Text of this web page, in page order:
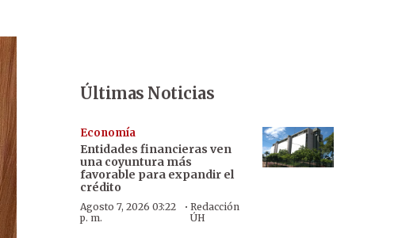
Últimas Noticias
Economía
Entidades financieras ven
una coyuntura más
favorable para expandir el
crédito
Agosto 7, 2026 03:22
p. m.
· Redacción
ÚH